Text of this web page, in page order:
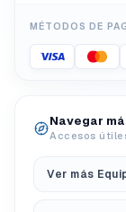
MÉTODOS DE
Navegar
Accesos
Ver más